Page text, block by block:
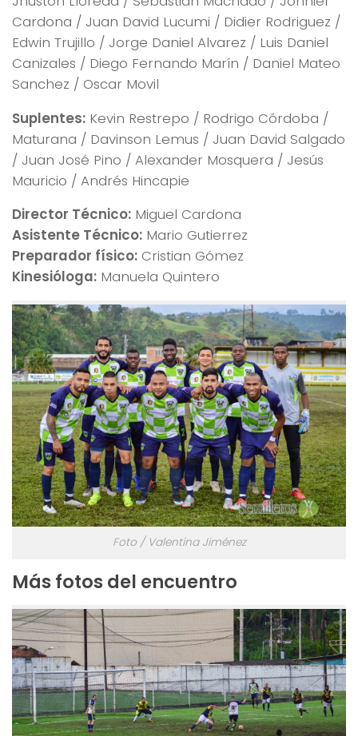
Cardona / Juan David Lucumi / Didier Rodriguez /
Edwin Trujillo / Jorge Daniel Alvarez / Luis Daniel
Canizales / Diego Fernando Marín / Daniel Mateo
Sanchez / Oscar Movil
Suplentes: Kevin Restrepo / Rodrigo Córdoba /
Maturana / Davinson Lemus / Juan David Salgado
/ Juan José Pino / Alexander Mosquera / Jesús
Mauricio / Andrés Hincapie
Director Técnico: Miguel Cardona
Asistente Técnico: Mario Gutierrez
Preparador físico: Cristian Gómez
Kinesióloga: Manuela Quintero
Foto / Valentina Jiménez
Más fotos del encuentro